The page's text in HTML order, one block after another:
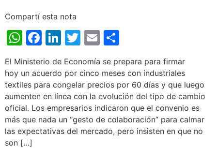
Compartí esta nota
WhatsApp
Facebook
LinkedIn
Twitter
Email
El Ministerio de Economía se prepara para firmar
hoy un acuerdo por cinco meses con industriales
textiles para congelar precios por 60 días y que luego
aumenten en línea con la evolución del tipo de cambio
oficial. Los empresarios indicaron que el convenio es
más que nada un “gesto de colaboración” para calmar
las expectativas del mercado, pero insisten en que no
son […]